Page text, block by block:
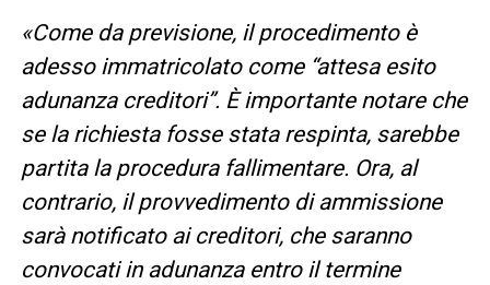
«Come da previsione, il procedimento è
adesso immatricolato come “attesa esito
adunanza creditori”. È importante notare che
se la richiesta fosse stata respinta, sarebbe
partita la procedura fallimentare. Ora, al
contrario, il provvedimento di ammissione
sarà notificato ai creditori, che saranno
convocati in adunanza entro il termine